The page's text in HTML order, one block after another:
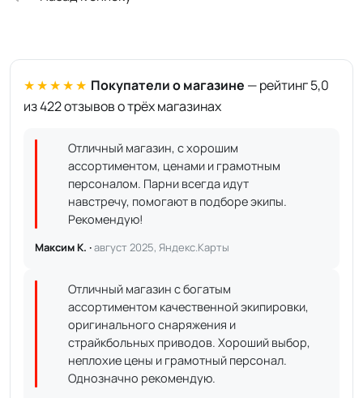
★★★★★ Покупатели о магазине — рейтинг 5,0
из 422 отзывов о трёх магазинах
Отличный магазин, с хорошим
ассортиментом, ценами и грамотным
персоналом. Парни всегда идут
навстречу, помогают в подборе экипы.
Рекомендую!
Максим К. ·август 2025, Яндекс.Карты
Отличный магазин с богатым
ассортиментом качественной экипировки,
оригинального снаряжения и
страйкбольных приводов. Хороший выбор,
неплохие цены и грамотный персонал.
Однозначно рекомендую.